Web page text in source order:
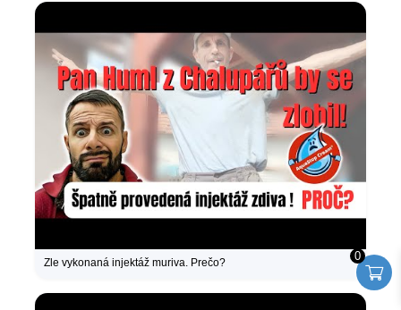
Zle vykonaná injektáž muriva. Prečo?
0